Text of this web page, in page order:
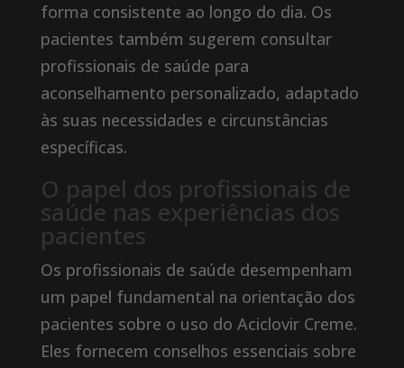
forma consistente ao longo do dia. Os
pacientes também sugerem consultar
profissionais de saúde para
aconselhamento personalizado, adaptado
às suas necessidades e circunstâncias
específicas.
O papel dos profissionais de
saúde nas experiências dos
pacientes
Os profissionais de saúde desempenham
um papel fundamental na orientação dos
pacientes sobre o uso do Aciclovir Creme.
Eles fornecem conselhos essenciais sobre